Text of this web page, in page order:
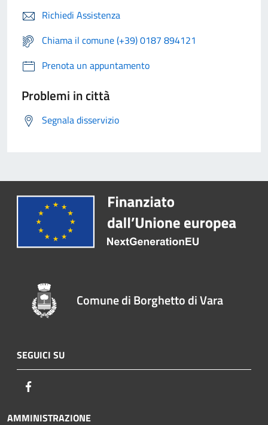
Richiedi Assistenza
Chiama il comune (+39) 0187 894121
Prenota un appuntamento
Problemi in città
Segnala disservizio
Comune di Borghetto di Vara
SEGUICI SU
AMMINISTRAZIONE